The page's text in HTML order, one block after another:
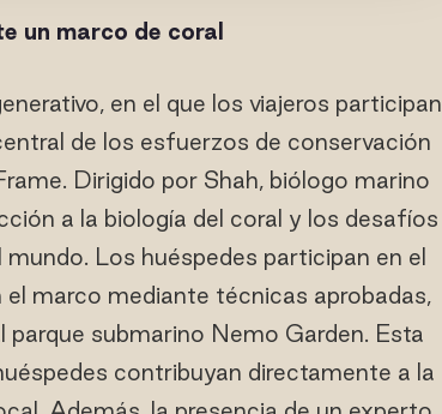
un marco de coral
en el que los viajeros participan
de los esfuerzos de conservación
Dirigido por Shah, biólogo marino
a la biología del coral y los desafíos
Los huéspedes participan en el
marco mediante técnicas aprobadas,
submarino Nemo Garden. Esta
contribuyan directamente a la